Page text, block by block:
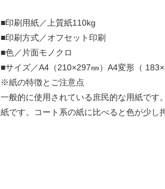
■印刷用紙／上質紙110kg
■印刷方式／オフセット印刷
■色／片面モノクロ
■サイズ／A4（210×297㎜）A4変形（
※紙の特徴とご注意点
一般的に使用されている庶民的な用紙で
紙です。コート系の紙に比べると色が少し